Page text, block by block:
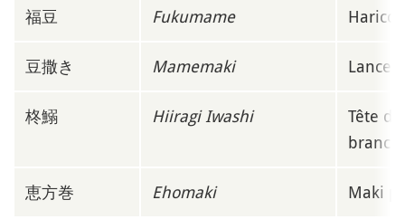
福豆 Fukumame
豆撒き Mamemaki Lancer
柊鰯 Hiiragi Iwashi
Tête
恵方巻 Ehomaki Maki